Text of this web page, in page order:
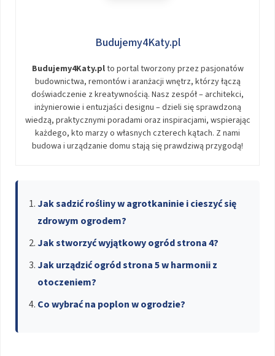
Budujemy4Katy.pl
Budujemy4Katy.plto portal tworzony przez pasjonatów
budownictwa, remontów i aranżacji wnętrz, którzy łączą
doświadczenie z kreatywnością. Nasz zespół – architekci,
inżynierowie i entuzjaści designu – dzieli się sprawdzoną
wiedzą, praktycznymi poradami oraz inspiracjami, wspierając
każdego, kto marzy o własnych czterech kątach. Z nami
budowa i urządzanie domu stają się prawdziwą przygodą!
Jak sadzić rośliny w agrotkaninie i cieszyć się
zdrowym ogrodem?
Jak stworzyć wyjątkowy ogród strona 4?
Jak urządzić ogród strona 5 w harmonii z
otoczeniem?
Co wybrać na poplon w ogrodzie?